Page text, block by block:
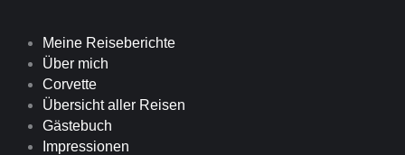
Meine Reiseberichte
Über mich
Corvette
Übersicht aller Reisen
Gästebuch
Impressionen